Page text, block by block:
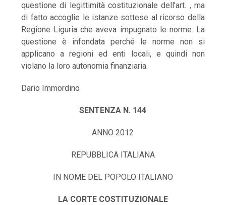
questione di legittimità costituzionale dell’art. , ma
di fatto accoglie le istanze sottese al ricorso della
Regione Liguria che aveva impugnato le norme. La
questione è infondata perché le norme non si
applicano a regioni ed enti locali, e quindi non
violano la loro autonomia finanziaria.
Dario Immordino
SENTENZA N. 144
ANNO 2012
REPUBBLICA ITALIANA
IN NOME DEL POPOLO ITALIANO
LA CORTE COSTITUZIONALE